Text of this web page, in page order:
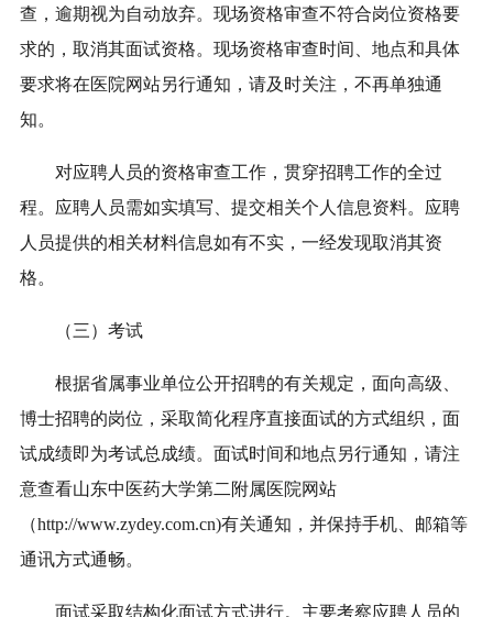
查，逾期视为自动放弃。现场资格审查不符合岗位资格要
求的，取消其面试资格。现场资格审查时间、地点和具体
要求将在医院网站另行通知，请及时关注，不再单独通
知。
对应聘人员的资格审查工作，贯穿招聘工作的全过
程。应聘人员需如实填写、提交相关个人信息资料。应聘
人员提供的相关材料信息如有不实，一经发现取消其资
格。
（三）考试
根据省属事业单位公开招聘的有关规定，面向高级、
博士招聘的岗位，采取简化程序直接面试的方式组织，面
试成绩即为考试总成绩。 面试时间和地点另行通知，请注
意查看山东中医药大学第二附属医院网站
（http://www.zydey.com.cn)有关通知，并保持手机、邮箱等
通讯方式通畅。
面试采取结构化面试方式进行。主要考察应聘人员的